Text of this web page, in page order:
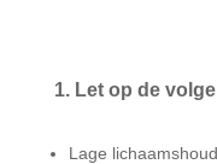
1. Let op de
Lage